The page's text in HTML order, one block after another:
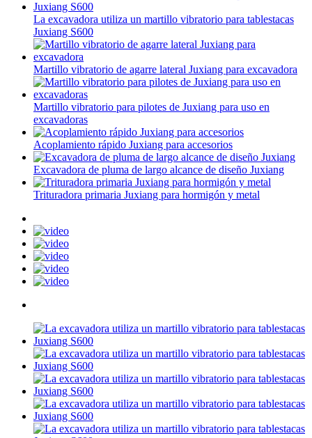
La excavadora utiliza un martillo vibratorio para tablestacas
Juxiang S600
Martillo vibratorio de agarre lateral Juxiang para excavadora
Martillo vibratorio para pilotes de Juxiang para uso en
excavadoras
Acoplamiento rápido Juxiang para accesorios
Excavadora de pluma de largo alcance de diseño Juxiang
Trituradora primaria Juxiang para hormigón y metal